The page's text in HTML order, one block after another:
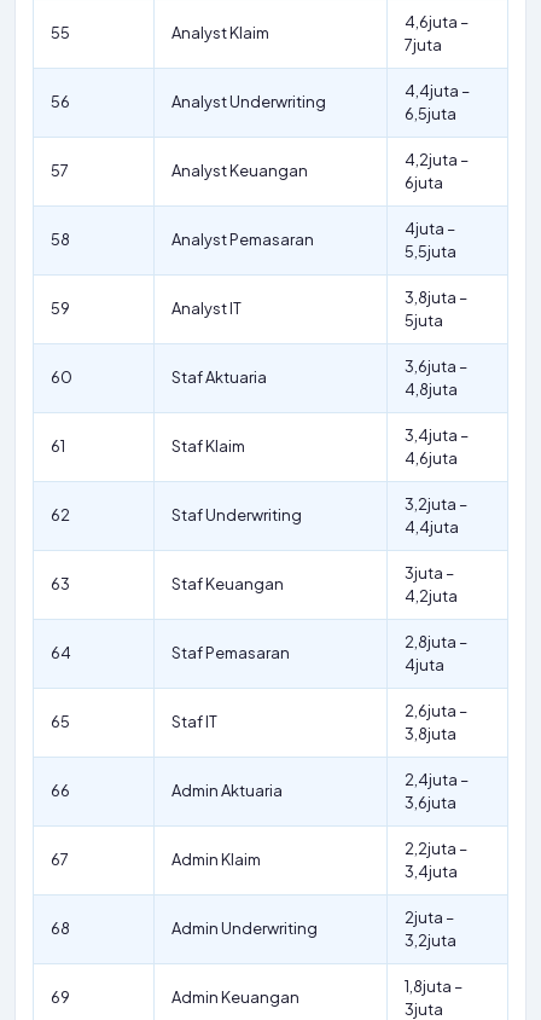
55 Analyst Klaim
4,6juta –
7juta
56 Analyst Underwriting
4,4juta –
6,5juta
57 Analyst Keuangan
4,2juta –
6juta
58 Analyst Pemasaran
4juta –
5,5juta
59 Analyst IT
3,8juta –
5juta
60 Staf Aktuaria
3,6juta –
4,8juta
61 Staf Klaim
3,4juta –
4,6juta
62 Staf Underwriting
3,2juta –
4,4juta
63 Staf Keuangan
3juta –
4,2juta
64 Staf Pemasaran
2,8juta –
4juta
65 Staf IT
2,6juta –
3,8juta
66 Admin Aktuaria
2,4juta –
3,6juta
67 Admin Klaim
2,2juta –
3,4juta
68 Admin Underwriting
2juta –
3,2juta
69 Admin Keuangan
1,8juta –
3juta